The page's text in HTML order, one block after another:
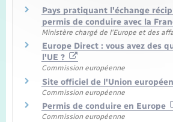
Pays pratiquant l'échange
permis de conduire avec la
Ministère chargé de l'Europe et des
Europe Direct : vous avez des
l'UE ?
Commission européenne
Site officiel de l'Union
Commission européenne
Permis de conduire en Europe
Commission européenne